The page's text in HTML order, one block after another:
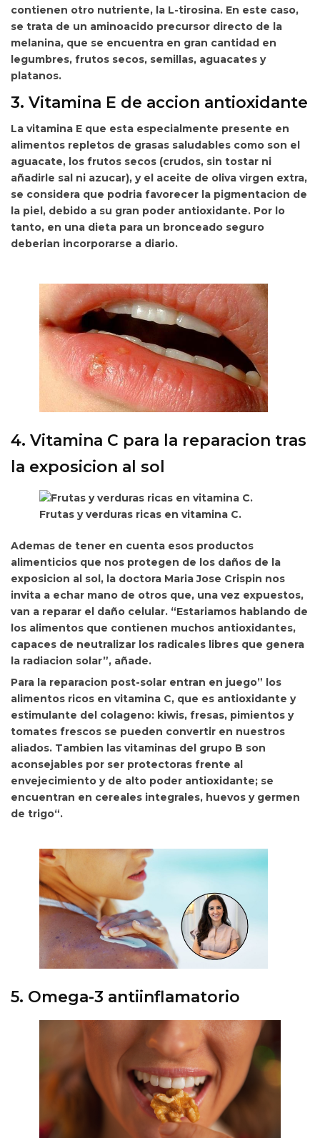
contienen otro nutriente, la L-tirosina. En este caso,
se trata de un aminoacido precursor directo de la
melanina, que se encuentra en gran cantidad en
legumbres, frutos secos, semillas, aguacates y
platanos.
3. Vitamina E de accion antioxidante
La vitamina E que esta especialmente presente en
alimentos repletos de grasas saludables como son el
aguacate, los frutos secos (crudos, sin tostar ni
añadirle sal ni azucar), y el aceite de oliva virgen extra,
se considera que podria favorecer la pigmentacion de
la piel, debido a su gran poder antioxidante. Por lo
tanto, en una dieta para un bronceado seguro
deberian incorporarse a diario.
4. Vitamina C para la reparacion tras
la exposicion al sol
Frutas y verduras ricas en vitamina C.
Ademas de tener en cuenta esos productos
alimenticios que nos protegen de los daños de la
exposicion al sol, la doctora Maria Jose Crispin nos
invita a echar mano de otros que, una vez expuestos,
van a reparar el daño celular. “Estariamos hablando de
los alimentos que contienen muchos antioxidantes,
capaces de neutralizar los radicales libres que genera
la radiacion solar”, añade.
Para la reparacion post-solar entran en juego” los
alimentos ricos en vitamina C, que es antioxidante y
estimulante del colageno: kiwis, fresas, pimientos y
tomates frescos se pueden convertir en nuestros
aliados. Tambien las vitaminas del grupo B son
aconsejables por ser protectoras frente al
envejecimiento y de alto poder antioxidante; se
encuentran en cereales integrales, huevos y germen
de trigo“.
5. Omega-3 antiinflamatorio